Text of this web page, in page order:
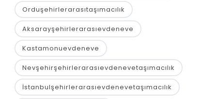
Orduşehirlerarasıtaşımacılık
Aksarayşehirlerarasıevdeneve
Kastamonuevdeneve
Nevşehirşehirlerarasıevdenevetaşımacılık
İstanbulşehirlerarasıevdenevetaşımacılık